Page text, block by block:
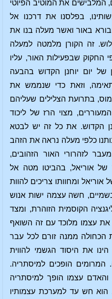
המלבישים את המוטיב הפיוטי
בפלסנו את דרכנו אל
באור ואשר מעלה בנו את
זה הקורן מלמטה למעלה
החקוק שבפעילות האור, עליו
של יום יוחנן הקדוש בהבעה
וזאת כדי שנממש את
בתרועת הצלילים שעליהם
מצוי הרז של ליכוד
הקדוש. את כל זה יש לבטא
כלפי מעלה נראה את הזהב
לזהרורי האור הזהובים,
של אוריאל, בהביטו מטה אל
ומחוותו צריכים להוות
חשה עצמה ישות אנוש
הקוסמית הזוהרת, ומצד
עצמו מלוכד עם זה השואף
הכחולה ממנה זורם לכל עבר
את היסוד הגשמי להווית
המרומים הופכים למיסתריה.
עצמו הופך למיסתריה
הוא חש עד למערכת עצמותיו